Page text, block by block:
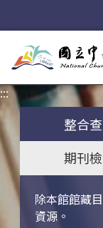
:::
整合
期刊
除本館館藏
資源。
關鍵字搜尋